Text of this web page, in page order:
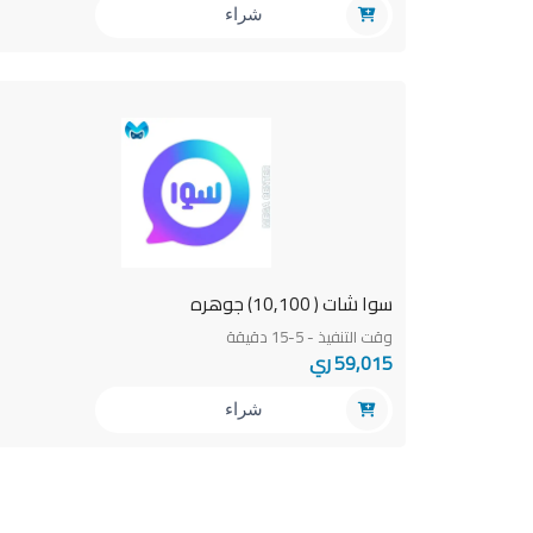
شراء
سوا شات ( 10,100) جوهره
وقت التنفيذ - 5-15 دقيقة
59,015 ري
شراء